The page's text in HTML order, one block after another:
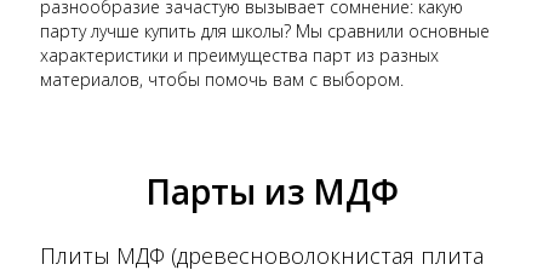
разнообразие зачастую вызывает сомнение: какую
парту лучше купить для школы? Мы сравнили основные
характеристики и преимущества парт из разных
материалов, чтобы помочь вам с выбором.
Парты из МДФ
Плиты МДФ (древесноволокнистая плита